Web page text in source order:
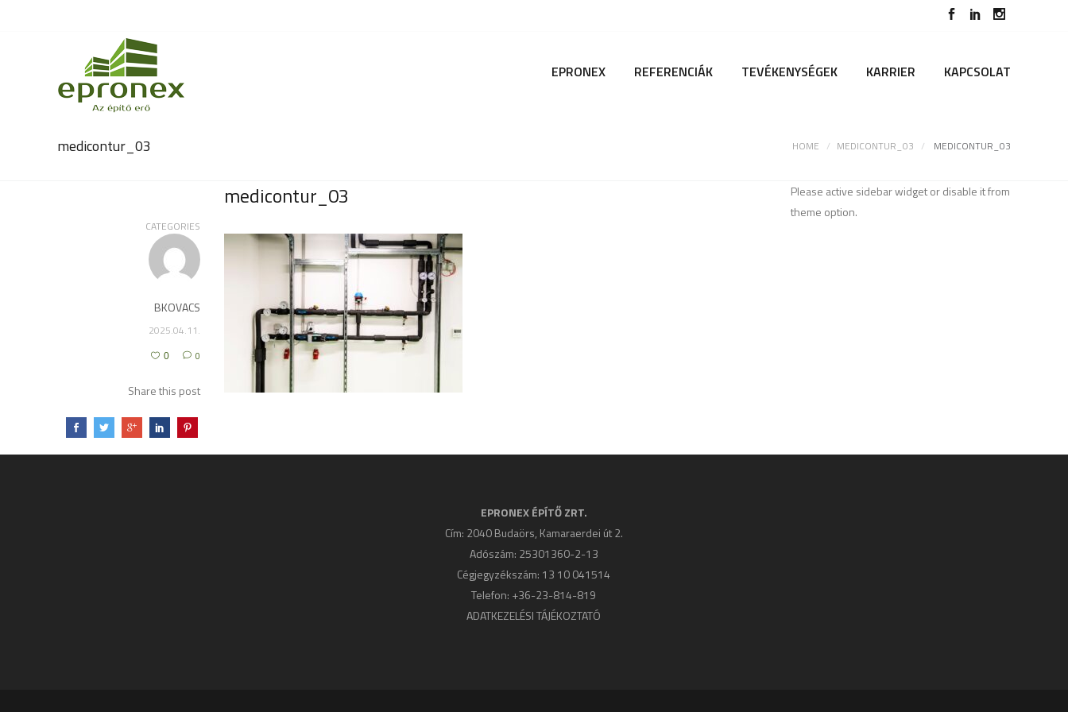
EPRONEX REFERENCIÁK TEVÉKENYSÉGEK KARRIER KAPCSOLAT
medicontur_03 HOME MEDICONTUR_03 MEDICONTUR_03
medicontur_03
CATEGORIES
BKOVACS
2025.04.11.
0 0
Share this post
Please active sidebar widget or disable it from
theme option.
EPRONEX ÉPÍTŐ ZRT.
Cím: 2040 Budaörs, Kamaraerdei út 2.
Adószám: 25301360-2-13
Cégjegyzékszám: 13 10 041514
Telefon: +36-23-814-819
ADATKEZELÉSI TÁJÉKOZTATÓ